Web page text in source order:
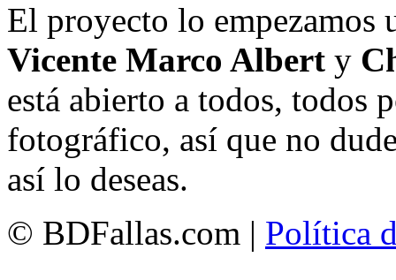
El proyecto lo empezamos
Vicente Marco Albert y
está abierto a todos, todos
fotográfico, así que no
así lo deseas.
© BDFallas.com | Política